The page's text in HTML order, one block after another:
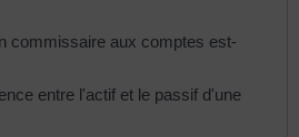
commissaire aux comptes est-
entre l'actif et le passif d'une